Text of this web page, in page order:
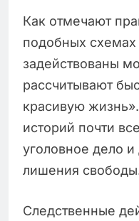
Как отмечают
подобных схемах
задействованы
рассчитывают
красивую
историй почти
уголовное дело
лишения
Следственные